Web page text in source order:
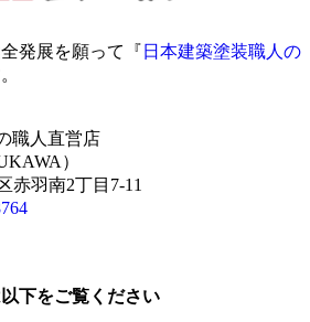
発展を願って『 日本建築塗装職人の
職人直営店
）
赤羽南2丁目7-11
下をご覧ください